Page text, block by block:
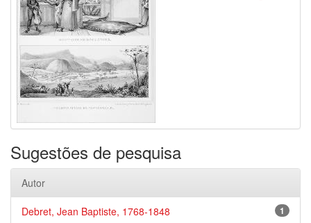
Sugestões de pesquisa
Autor
1
Debret, Jean Baptiste, 1768-1848